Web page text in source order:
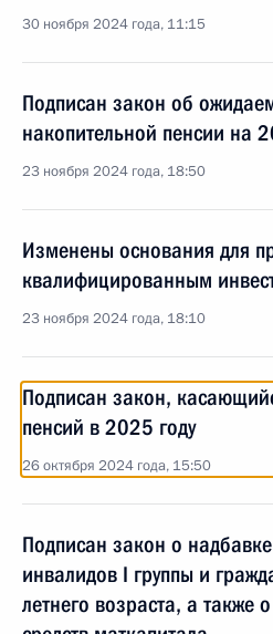
30 ноября 2024 года, 11:15
Подписан закон об
накопительной пенсии на
23 ноября 2024 года, 18:50
Изменены основания для
квалифицированным
23 ноября 2024 года, 18:10
Подписан закон,
пенсий в 2025 году
26 октября 2024 года, 15:50
Подписан закон о
инвалидов I группы и
летнего возраста, а также